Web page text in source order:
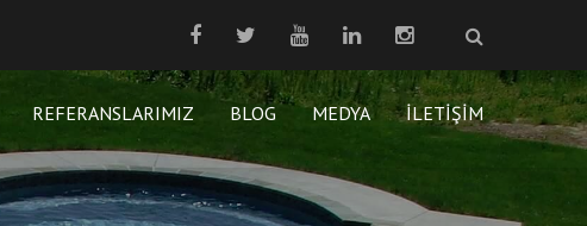
REFERANSLARIMIZ BLOG MEDYA İLETIŞIM